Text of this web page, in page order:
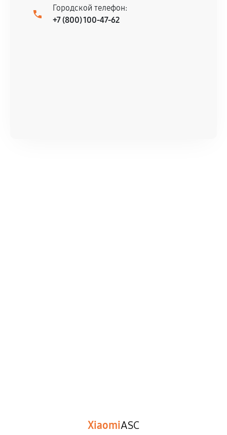
Городской телефон:
+7 (800) 100-47-62
XiaomiASC